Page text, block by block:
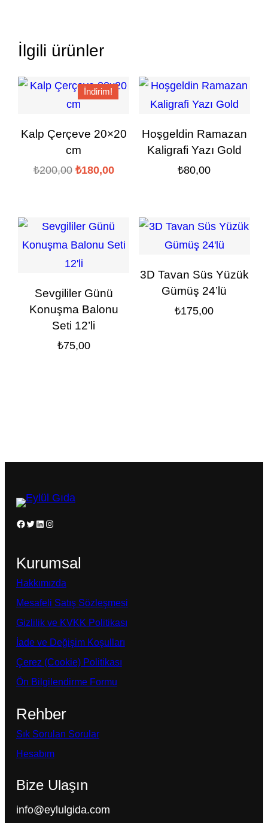
İlgili ürünler
İndirim!
Kalp Çerçeve 20×20
cm
₺200,00 Orijinal
₺180,00Şu
₺180,00.
Hoşgeldin Ramazan
Kaligrafi Yazı Gold
₺80,00
Sevgililer Günü
Konuşma Balonu
Seti 12’li
₺75,00
3D Tavan Süs Yüzük
Gümüş 24’lü
₺175,00
Facebook Twitter LinkedIn Instagram
Kurumsal
Hakkımızda
Mesafeli Satış Sözleşmesi
Gizlilik ve KVKK Politikası
İade ve Değişim Koşulları
Çerez (Cookie) Politikası
Ön Bilgilendirme Formu
Rehber
Sık Sorulan Sorular
Hesabım
Bize Ulaşın
info@eylulgida.com